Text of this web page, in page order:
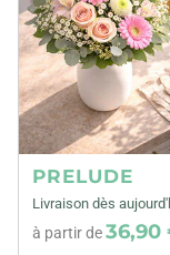
PRELUDE
Livraison dès
à partir de36,90